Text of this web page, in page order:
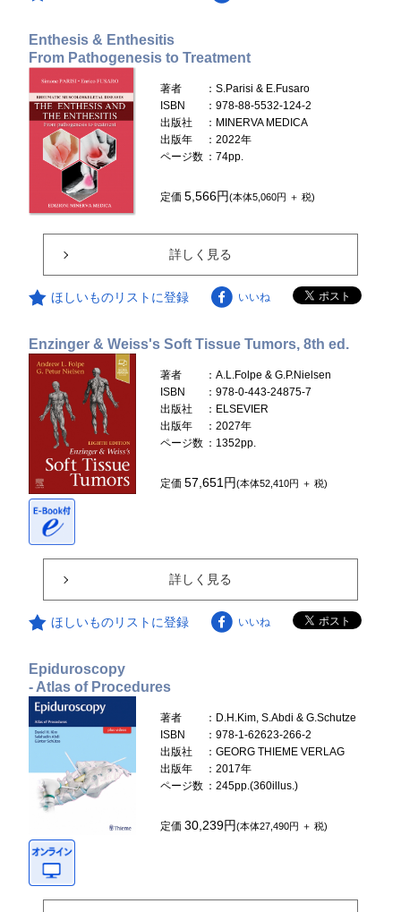
Enthesis & Enthesitis
From Pathogenesis to Treatment
著者
：S.Parisi & E.Fusaro
ISBN
：978-88-5532-124-2
出版社
：MINERVA MEDICA
出版年
：2022年
ページ数 ：74pp.
定価5,566円(本体5,060円 ＋ 税)
詳しく見る
ほしいものリストに登録 いいね
Enzinger & Weiss's Soft Tissue Tumors, 8th ed.
著者
：A.L.Folpe & G.P.Nielsen
ISBN
：978-0-443-24875-7
出版社
：ELSEVIER
出版年
：2027年
ページ数 ：1352pp.
定価57,651円(本体52,410円 ＋ 税)
詳しく見る
ほしいものリストに登録 いいね
Epiduroscopy
- Atlas of Procedures
著者
：D.H.Kim, S.Abdi & G.Schutze
ISBN
：978-1-62623-266-2
出版社
：GEORG THIEME VERLAG
出版年
：2017年
ページ数 ：245pp.(360illus.)
定価30,239円(本体27,490円 ＋ 税)